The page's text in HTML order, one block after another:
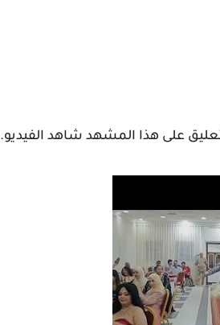
على هذا المشهد شاهد الفيديو.